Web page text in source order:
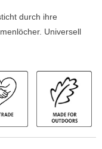
durch ihre
Universell